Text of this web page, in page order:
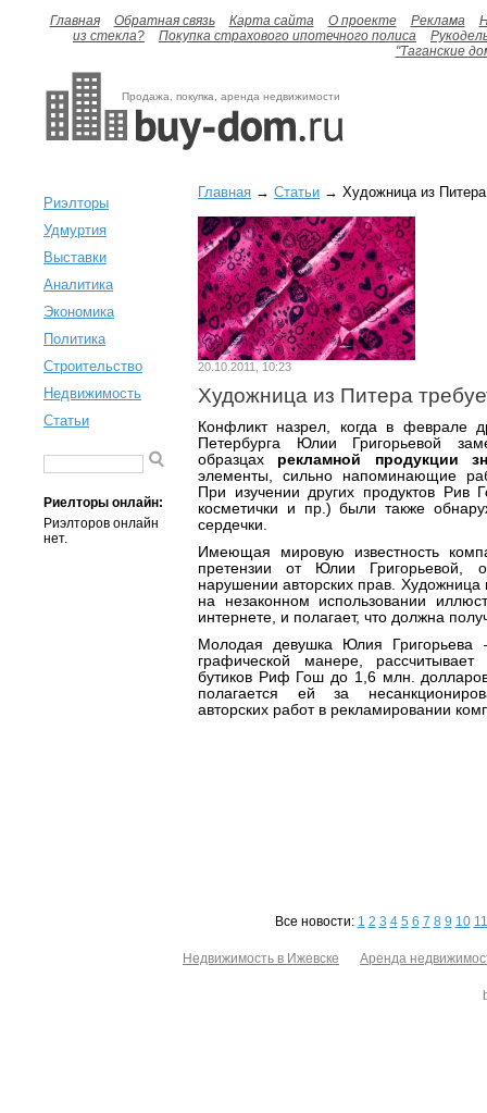
Главная Обратная связь Карта сайта О проекте Реклама
из стекла?
Покупка страхового ипотечного полиса
"Таганские
Продажа, покупка, аренда недвижимости
Риэлторы
Удмуртия
Выставки
Аналитика
Экономика
Политика
Строительство
Недвижимость
Статьи
Риелторы онлайн:
Риэлторов онлайн
нет.
Главная → Статьи → Художница из Питера
20.10.2011, 10:23
Художница из Питера
Конфликт назрел, когда в феврале
Петербурга Юлии Григорьевой
образцах рекламной продукции
элементы, сильно напоминающие
При изучении других продуктов Рив
косметички и пр.) были также
сердечки.
Имеющая мировую известность
претензии от Юлии Григорьевой,
нарушении авторских прав. Художница
на незаконном использовании
интернете, и полагает, что должна
Молодая девушка Юлия Григорьева
графической манере,
бутиков Риф Гош до 1,6 млн.
полагается ей за
авторских работ в рекламировании
Все новости: 1 2 3 4 5 6 7 8 9 10 11
Недвижимость в Ижевске Аренда